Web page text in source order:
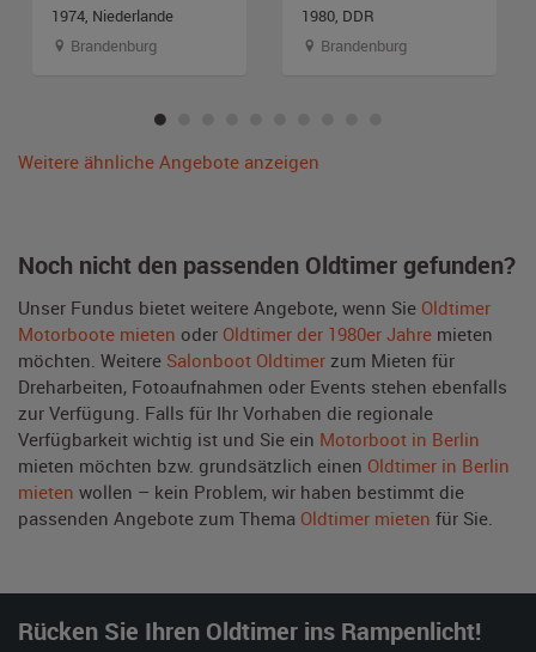
1974, Niederlande
Brandenburg
1980, DDR
Brandenburg
Weitere ähnliche Angebote anzeigen
Noch nicht den passenden Oldtimer gefunden?
Unser Fundus bietet weitere Angebote, wenn Sie Oldtimer
Motorboote mieten oder Oldtimer der 1980er Jahre mieten
möchten. Weitere Salonboot Oldtimer zum Mieten für
Dreharbeiten, Fotoaufnahmen oder Events stehen ebenfalls
zur Verfügung. Falls für Ihr Vorhaben die regionale
Verfügbarkeit wichtig ist und Sie ein Motorboot in Berlin
mieten möchten bzw. grundsätzlich einen Oldtimer in Berlin
mieten wollen – kein Problem, wir haben bestimmt die
passenden Angebote zum Thema Oldtimer mieten für Sie.
Rücken Sie Ihren Oldtimer ins Rampenlicht!